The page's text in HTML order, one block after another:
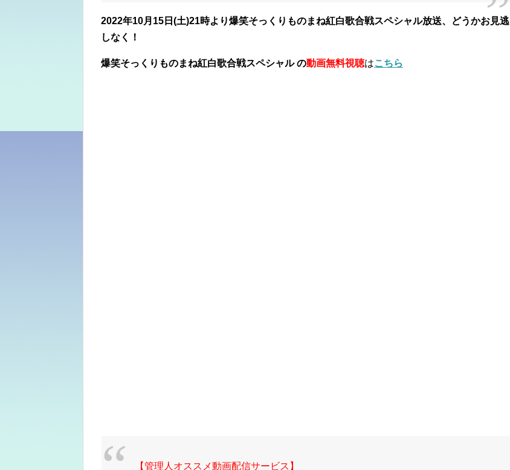
2022年10月15日(土)21時より爆笑そっくりものまね紅白歌合戦スペシャル放送、どうかお見逃
しなく！
爆笑そっくりものまね紅白歌合戦スペシャル の動画無料視聴はこちら
【管理人オススメ動画配信サービス】